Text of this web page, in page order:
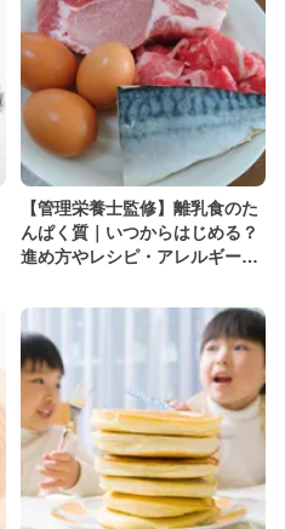
【管理栄養士監修】離乳食のた
んぱく質｜いつからはじめる？
進め方やレシピ・アレルギーに